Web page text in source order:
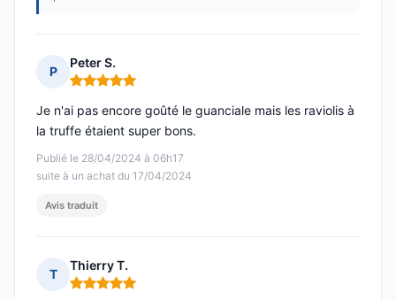
P
Peter S.
Note : 5 sur 5
Publié le 28/04/2024 à 06h17
suite à un achat du 17/04/2024
Je n'ai pas encore goûté le guanciale mais les raviolis à
la truffe étaient super bons.
Avis traduit
T
Thierry T.
Note : 5 sur 5